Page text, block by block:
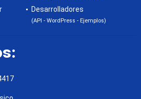
Desarrolladores
(API - WordPress - Ejemplos)